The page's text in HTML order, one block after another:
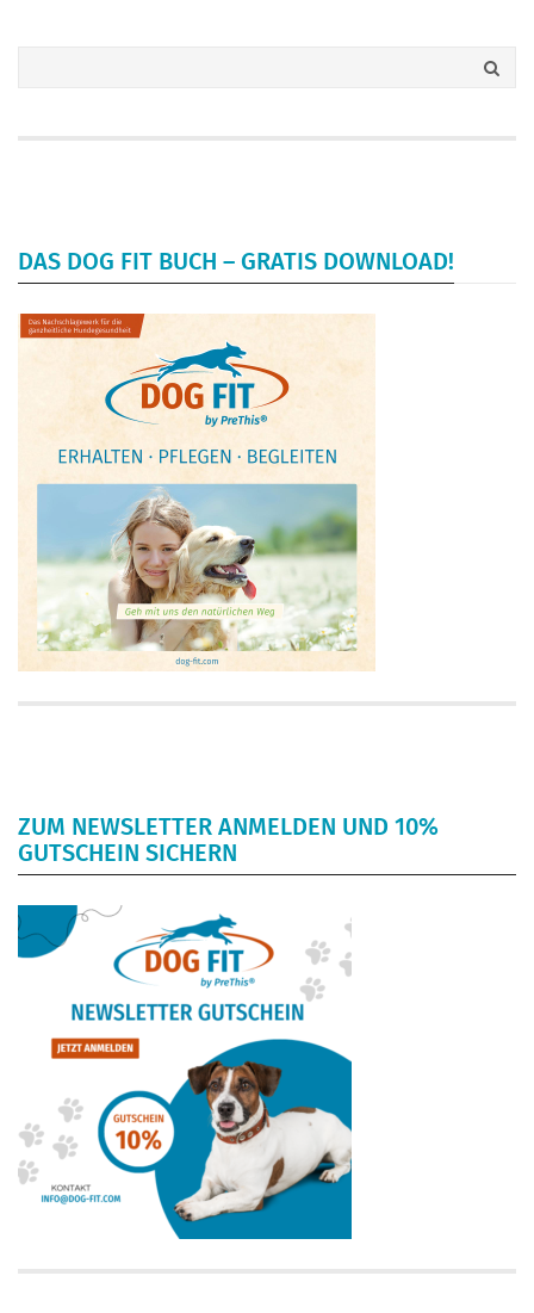
DAS DOG FIT BUCH – GRATIS DOWNLOAD!
ZUM NEWSLETTER ANMELDEN UND 10%
GUTSCHEIN SICHERN